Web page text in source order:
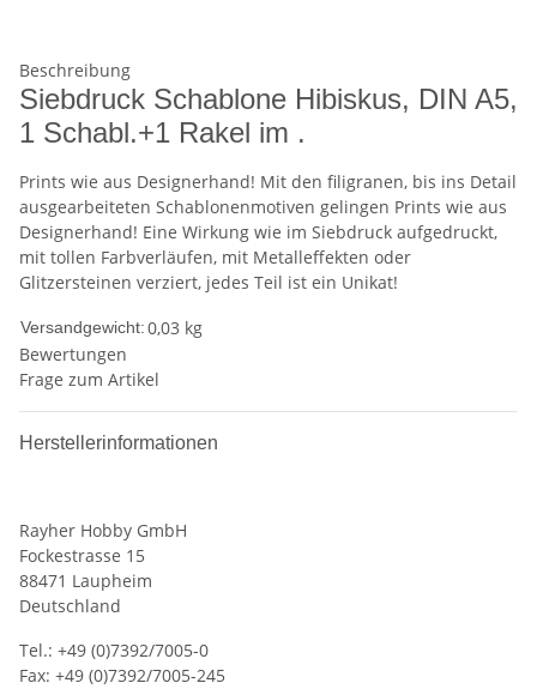
Beschreibung
Siebdruck Schablone Hibiskus, DIN A5,
1 Schabl.+1 Rakel im .
Prints wie aus Designerhand! Mit den filigranen, bis ins Detail
ausgearbeiteten Schablonenmotiven gelingen Prints wie aus
Designerhand! Eine Wirkung wie im Siebdruck aufgedruckt,
mit tollen Farbverläufen, mit Metalleffekten oder
Glitzersteinen verziert, jedes Teil ist ein Unikat!
Versandgewicht:0,03 kg
Bewertungen
Frage zum Artikel
Herstellerinformationen
Rayher Hobby GmbH
Fockestrasse 15
88471 Laupheim
Deutschland
Tel.: +49 (0)7392/7005-0
Fax: +49 (0)7392/7005-245